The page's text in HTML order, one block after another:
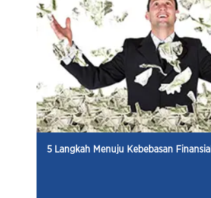
5 Langkah Menuju Kebebasan Finansial